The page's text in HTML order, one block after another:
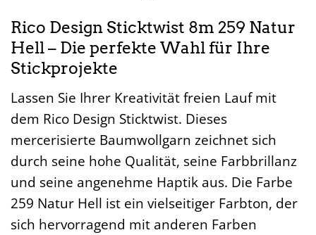
Rico Design Sticktwist 8m 259 Natur
Hell – Die perfekte Wahl für Ihre
Stickprojekte
Lassen Sie Ihrer Kreativität freien Lauf mit
dem Rico Design Sticktwist. Dieses
mercerisierte Baumwollgarn zeichnet sich
durch seine hohe Qualität, seine Farbbrillanz
und seine angenehme Haptik aus. Die Farbe
259 Natur Hell ist ein vielseitiger Farbton, der
sich hervorragend mit anderen Farben